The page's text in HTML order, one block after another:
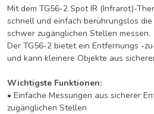
Mit dem TG56-2 Spot IR (Infrarot)-
schnell und einfach berührungslos
schwer zugänglichen Stellen messen.
Der TG56-2 bietet ein Entfernungs -
und kann kleinere Objekte aus
Wichtigste Funktionen:
• Einfache Messungen aus sicherer
zugänglichen Stellen